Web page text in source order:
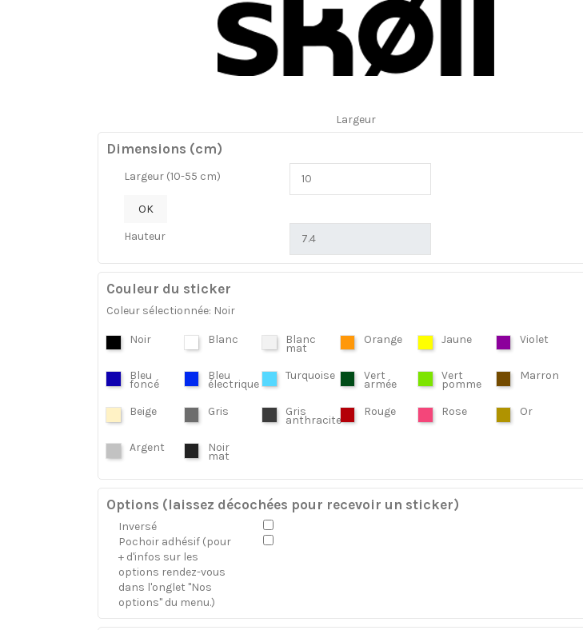
Largeur
Dimensions (cm)
Largeur (10-55 cm)
OK
Hauteur
Couleur du sticker
Coleur sélectionnée: Noir
Noir Blanc Blanc
mat
Orange Jaune Violet
Bleu
foncé
Bleu
électrique
Turquoise Vert
armée
Vert
pomme
Marron
Beige Gris Gris
anthracite
Rouge Rose Or
Argent Noir
mat
Options (laissez décochées pour recevoir un sticker)
Inversé
Pochoir adhésif (pour
+ d'infos sur les
options rendez-vous
dans l'onglet "Nos
options" du menu.)